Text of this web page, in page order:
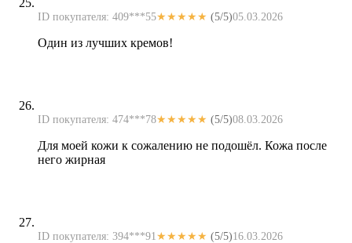
ID покупателя: 409***55★★★★★ (5/5)05.03.2026
Один из лучших кремов!
ID покупателя: 474***78★★★★★ (5/5)08.03.2026
Для моей кожи к сожалению не подошёл. Кожа после
него жирная
ID покупателя: 394***91 ★★★★★ (5/5)16.03.2026